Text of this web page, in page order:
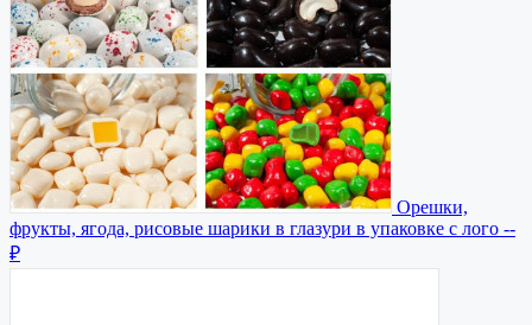
Орешки,
фрукты, ягода, рисовые шарики в глазури в упаковке с лого --
₽